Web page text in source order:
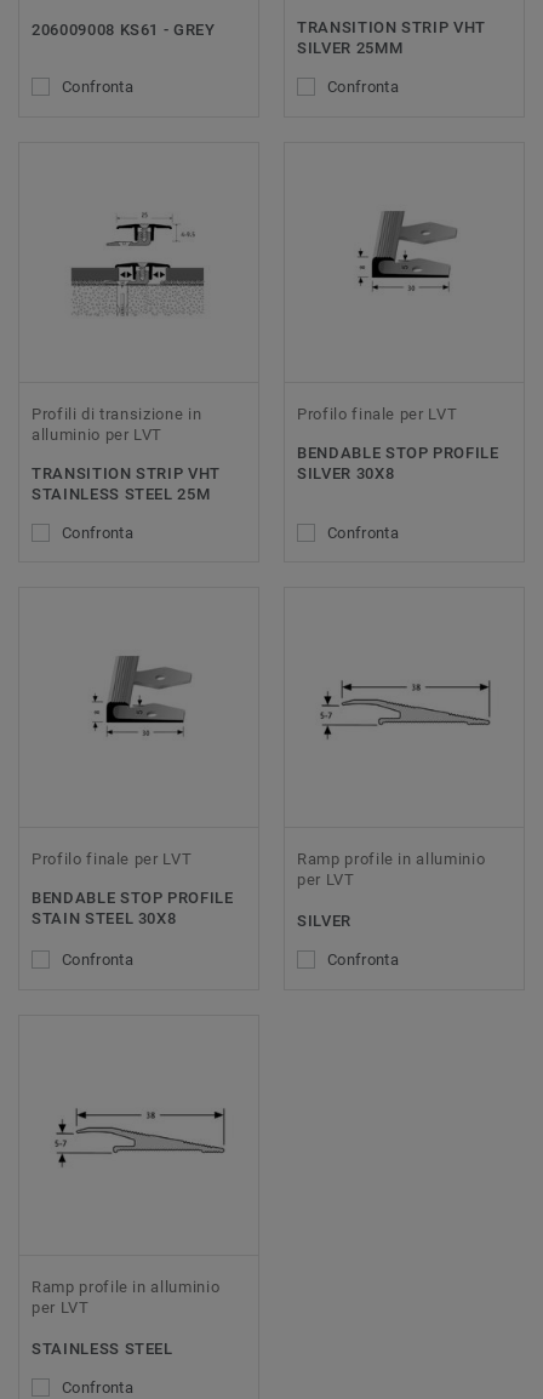
206009008 KS61 - GREY
Confronta
TRANSITION STRIP VHT
SILVER 25MM
Confronta
Profili di transizione in
alluminio per LVT
TRANSITION STRIP VHT
STAINLESS STEEL 25M
Confronta
Profilo finale per LVT
BENDABLE STOP PROFILE
SILVER 30X8
Confronta
Profilo finale per LVT
BENDABLE STOP PROFILE
STAIN STEEL 30X8
Confronta
Ramp profile in alluminio
per LVT
SILVER
Confronta
Ramp profile in alluminio
per LVT
STAINLESS STEEL
Confronta